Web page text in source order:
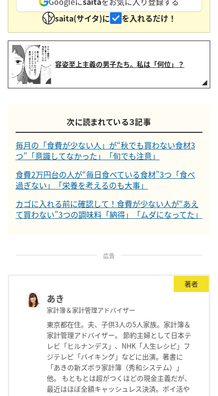
saita(サイタ)に
を入れるだけ！
容姿至上主義の男子たち。私は「何位」？
次に読まれている３記事
毎月の「食費が少ない人」が“秋でも買わない食材3
つ”「意識してなかった」「旬でも注意」
食費2万円台の人が“毎日食べている食材”3つ「食べ
過ぎない」「栄養を考えるのも大事」
カゴに入れる前に確認して！食費が少ない人が“あえ
て買わない”3つの調味料「納得」「ムダになってた」
広告
著者
あき
家計簿＆家計管理アドバイザー
東京都在住。夫、子供3人の5人家族。家計簿＆
家計管理アドバイザー。 節約主婦として日本テ
レビ「ヒルナンデス」、NHK「人生レシピ」フ
ジテレビ「バイキング」などに出演。著書に
「あきの新ズボラ家計簿（秀和システム）」
他。 もともとは超がつくほどの現金主義だが、
最近はほぼ全額キャッシュレス決済。ポイ活や